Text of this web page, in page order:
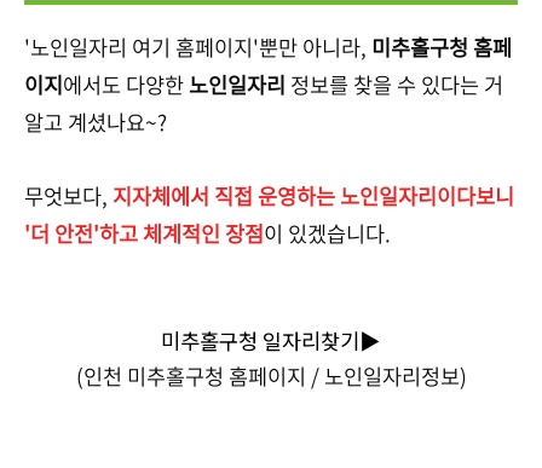
'노인일자리 여기 홈페이지'뿐만 아니라, 미추홀구청 홈페
이지에서도 다양한노인일자리 정보를 찾을 수 있다는 거
알고 계셨나요~?
무엇보다, 지자체에서 직접 운영하는 노인일자리이다보니
'더 안전'하고 체계적인 장점이 있겠습니다.
미추홀구청 일자리찾기▶
(인천 미추홀구청 홈페이지 / 노인일자리정보)